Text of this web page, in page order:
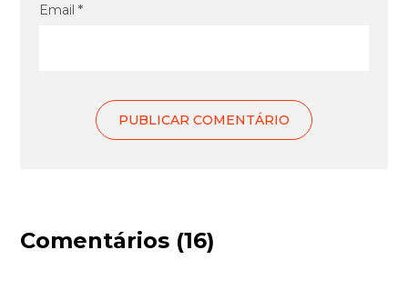
Email *
Comentários (16)